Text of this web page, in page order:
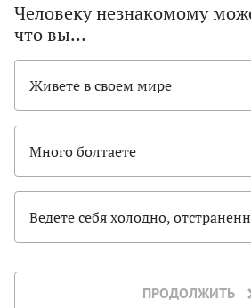
Человеку незнакомому
что вы…
Живете в своем мире
Много болтаете
Ведете себя холодно,
ПРОДОЛЖИТЬ